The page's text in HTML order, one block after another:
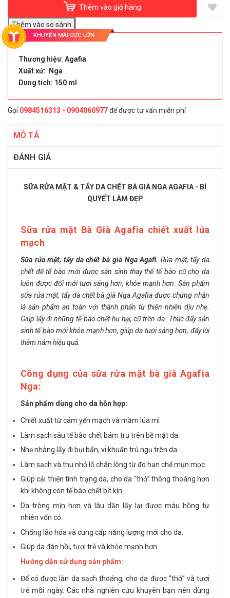
Thêm vào giỏ hàng
KHUYẾN MÃI CỰC LỚN
Thương hiệu: Agafia
Xuất xứ: Nga
Dung tích: 150 ml
Gọi 0984516313 - 0904060977để được tư vấn miễn phí
MÔ TẢ
ĐÁNH GIÁ
SỮA RỬA MẶT & TẨY DA CHẾT BÀ GIÀ NGA AGAFIA - BÍ
QUYẾT LÀM ĐẸP
Sữa rửa mặt Bà Già Agafia chiết xuất lúa
mạch
Sữa rửa mặt, tẩy da chết bà già Nga Agafi. Rửa mặt, tẩy da
chết để tế bào mới được sản sinh thay thế tế bào cũ cho da
luôn được đổi mới tươi sáng hơn, khỏe mạnh hơn. Sản phẩm
sữa rửa mặt, tẩy da chết bà già Nga Agafia được chứng nhận
là sản phẩm an toàn với thành phẩn từ thiên nhiên dịu nhẹ.
Giúp lấy đi những tế bào chết hư hại, cũ trên da. Thúc đẩy sản
sinh tế bào mới khỏe mạnh hơn, giúp da tươi sáng hơn, đẩy lùi
thâm nám hiệu quả.
Công dụng của sữa rửa mặt bà già Agafia
Nga:
Sản phẩm dùng cho da hỗn hợp:
Chiết xuất từ cám yến mạch và mầm lúa mì
Làm sạch sâu tế bào chết bám trụ trên bề mặt da.
Nhẹ nhàng lấy đi bụi bẩn, vi khuẩn trú ngụ trên da.
Làm sạch và thu nhỏ lỗ chân lông từ đó hạn chế mụn mọc
Giúp cải thiện tình trạng da, cho da “thở” thông thoáng hơn
khi không còn tế bào chết bịt kín.
Da trông mịn hơn và lâu dần lấy lại được màu hồng tự
nhiên vốn có.
Chống lão hóa và cung cấp năng lượng mới cho da.
Giúp da đàn hồi, tươi trẻ và khỏe mạnh hơn.
Hướng dẫn sử dụng sản phẩm:
Để có được làn da sạch thoáng, cho da được “thở” và tươi
trẻ mỗi ngày. Các nhà nghiên cứu khuyên bạn nên dùng